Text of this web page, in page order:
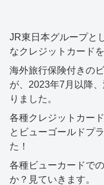
JR東日本グループと
なクレジットカード
海外旅行保険付きの
が、2023年7月以降
りました。
各種クレジットカー
とビューゴールドプ
た！
各種ビューカードで
か？見ていきます。